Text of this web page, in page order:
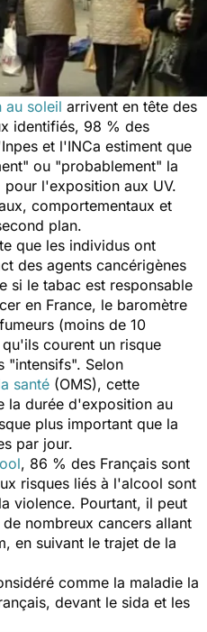
au soleil arrivent en tête des
identifiés, 98 % des
et l'INCa estiment que
ou "probablement" la
l'exposition aux UV.
comportementaux et
plan.
que les individus ont
des agents cancérigènes
si le tabac est responsable
en France, le baromètre
(moins de 10
courent un risque
"intensifs". Selon
santé (OMS), cette
la durée d'exposition au
plus important que la
par jour.
, 86 % des Français sont
risques liés à l'alcool sont
violence. Pourtant, il peut
nombreux cancers allant
en suivant le trajet de la
comme la maladie la
devant le sida et les